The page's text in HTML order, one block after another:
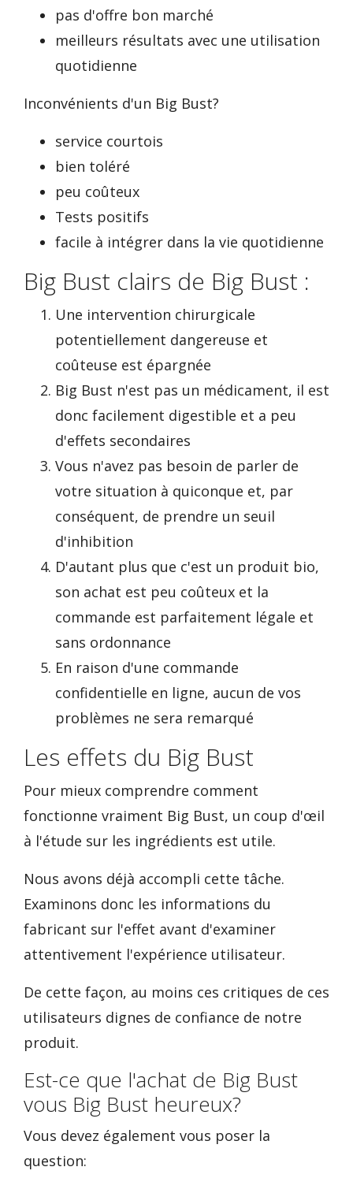
pas d'offre bon marché
meilleurs résultats avec une utilisation
quotidienne
Inconvénients d'un Big Bust?
service courtois
bien toléré
peu coûteux
Tests positifs
facile à intégrer dans la vie quotidienne
Big Bust clairs de Big Bust :
Une intervention chirurgicale
potentiellement dangereuse et
coûteuse est épargnée
Big Bust n'est pas un médicament, il est
donc facilement digestible et a peu
d'effets secondaires
Vous n'avez pas besoin de parler de
votre situation à quiconque et, par
conséquent, de prendre un seuil
d'inhibition
D'autant plus que c'est un produit bio,
son achat est peu coûteux et la
commande est parfaitement légale et
sans ordonnance
En raison d'une commande
confidentielle en ligne, aucun de vos
problèmes ne sera remarqué
Les effets du Big Bust
Pour mieux comprendre comment
fonctionne vraiment Big Bust, un coup d'œil
à l'étude sur les ingrédients est utile.
Nous avons déjà accompli cette tâche.
Examinons donc les informations du
fabricant sur l'effet avant d'examiner
attentivement l'expérience utilisateur.
De cette façon, au moins ces critiques de ces
utilisateurs dignes de confiance de notre
produit.
Est-ce que l'achat de Big Bust
vous Big Bust heureux?
Vous devez également vous poser la
question: